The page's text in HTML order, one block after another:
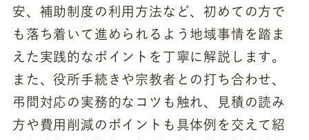
安、補助制度の利用方法など、初めての方で
も落ち着いて進められるよう地域事情を踏ま
えた実践的なポイントを丁寧に解説します。
また、役所手続きや宗教者との打ち合わせ、
弔問対応の実務的なコツも触れ、見積の読み
方や費用削減のポイントも具体例を交えて紹